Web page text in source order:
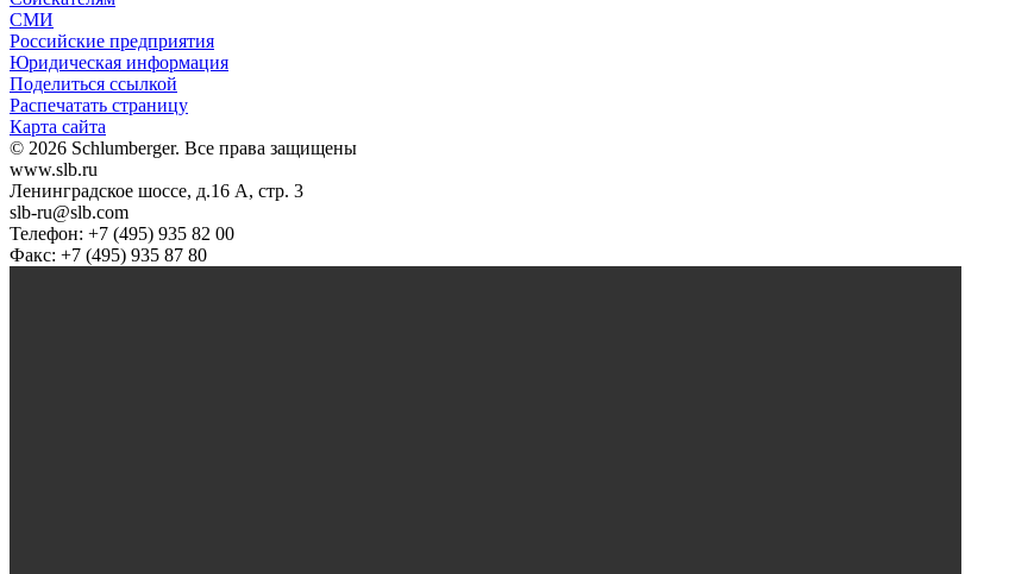
СМИ
Российские предприятия
Юридическая информация
Поделиться ссылкой
Распечатать страницу
Карта сайта
© 2026 Schlumberger. Все права защищены
www.slb.ru
Ленинградское шоссе, д.16 А, стр. 3
slb-ru@slb.com
Телефон: +7 (495) 935 82 00
Факс: +7 (495) 935 87 80